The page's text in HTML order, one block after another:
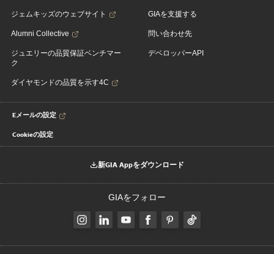
ジェムキッズのウェブサイト
Alumni Collective
ジュエリーの品質保証ベンチマー
ク
ダイヤモンドの品質を示す4C
GIAを支援する
問い合わせ先
デベロッパーAPI
Eメールの設定
Cookieの設定
新GIA Appをダウンロード
GIAをフォロー